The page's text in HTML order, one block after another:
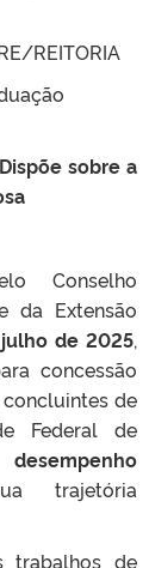
REITORIA
sobre a
Conselho
da Extensão
de 2025,
concessão
concluintes de
Federal de
desempenho
trajetória
trabalhos de